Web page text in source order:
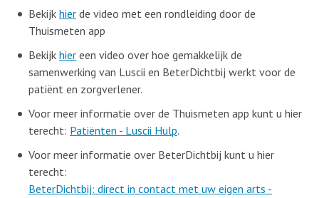
Bekijk hier de video met een rondleiding door de
Thuismeten app
Bekijk hier een video over hoe gemakkelijk de
samenwerking van Luscii en BeterDichtbij werkt voor de
patiënt en zorgverlener.
Voor meer informatie over de Thuismeten app kunt u hier
terecht: Patiënten - Luscii Hulp.
Voor meer informatie over BeterDichtbij kunt u hier
terecht:
BeterDichtbij: direct in contact met uw eigen arts -